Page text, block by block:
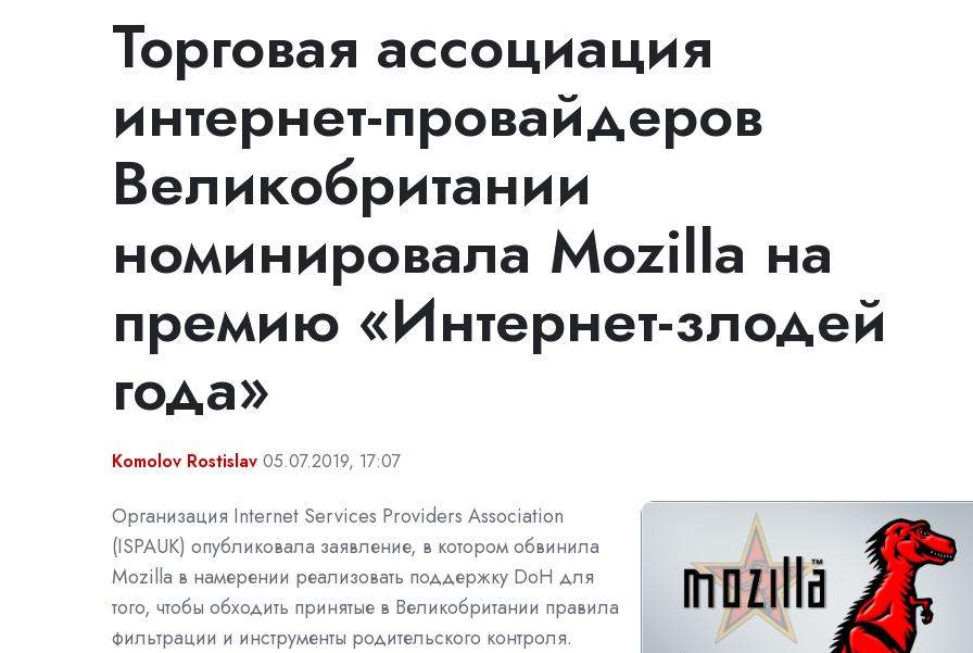
Торговая ассоциация
интернет-провайдеров
Великобритании
номинировала Mozilla на
премию «Интернет-злодей
года»
Komolov Rostislav 05.07.2019, 17:07
Организация Internet Services Providers Association
(ISPAUK) опубликовала заявление, в котором обвинила
Mozilla в намерении реализовать поддержку DoH для
того, чтобы обходить принятые в Великобритании правила
фильтрации и инструменты родительского контроля.